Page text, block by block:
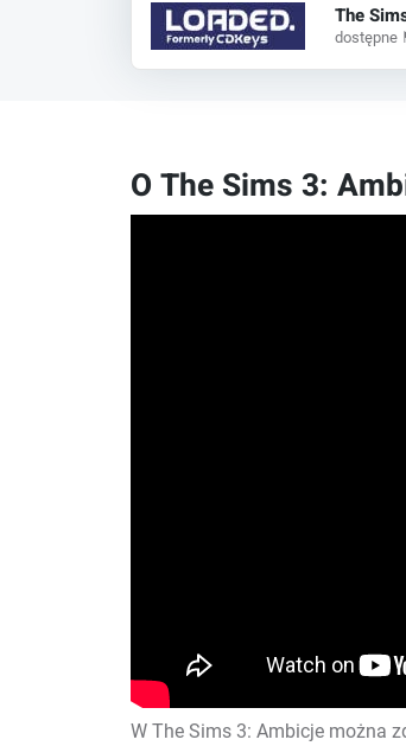
The
dostępne
O The Sims 3:
W The Sims 3: Ambicje można